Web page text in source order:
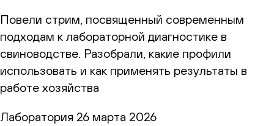
Повели стрим, посвященный современным
подходам к лабораторной диагностике в
свиноводстве. Разобрали, какие профили
использовать и как применять результаты в
работе хозяйства
Лаборатория 26 марта 2026